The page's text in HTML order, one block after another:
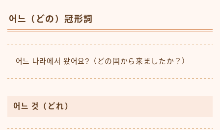
어느（どの）冠形詞
어느 나라에서 왔어요?（どの国から来ましたか？）
어느 것（どれ）